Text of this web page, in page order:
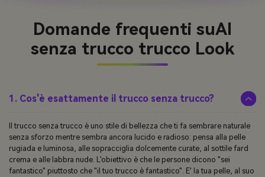
Domande frequenti suAI
senza trucco trucco Look
1. Cos'è esattamente il trucco senza trucco?
Il trucco senza trucco è uno stile di bellezza che ti fa sembrare naturale
senza sforzo mentre sembra ancora lucido e radioso: pensa alla pelle
rugiada e luminosa, alle sopracciglia dolcemente curate, al sottile fard
crema e alle labbra nude. L'obiettivo è che le persone dicono "sei
fantastico" piuttosto che "il tuo trucco è fantastico". E' la tua pelle, al suo